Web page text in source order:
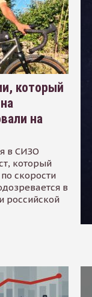
который
на
в СИЗО
который
скорости
в
российской